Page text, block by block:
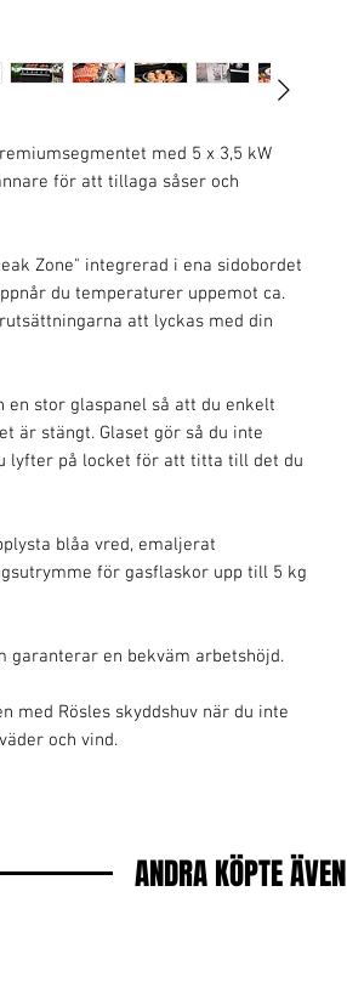
med 5 x 3,5 kW
för att tillaga såser och
Zone" integrerad i ena sidobordet
du temperaturer uppemot ca.
att lyckas med din
stor glaspanel så att du enkelt
är stängt. Glaset gör så du inte
lyfter på locket för att titta till det du
blåa vred, emaljerat
för gasflaskor upp till 5 kg
garanterar en bekväm arbetshöjd.
med Rösles skyddshuv när du inte
och vind.
ANDRA KÖPTE ÄVEN